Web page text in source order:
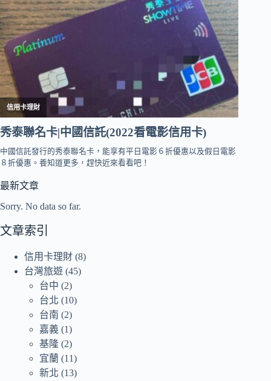
最新文章
Sorry. No data so far.
文章索引
信用卡理財 (8)
台灣旅遊 (45)
台中 (2)
台北 (10)
台南 (2)
嘉義 (1)
基隆 (2)
宜蘭 (11)
新北 (13)